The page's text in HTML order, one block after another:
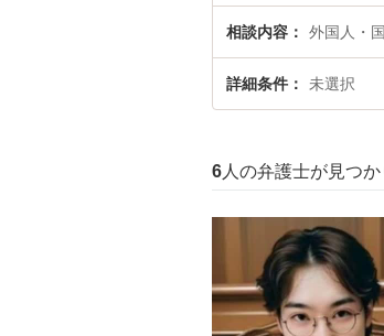
相談内容 外国人・
詳細条件 未選択
6 人の弁護士が見つ